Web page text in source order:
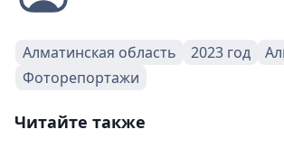
Алматинская область 2023 год
Фоторепортажи
Читайте также